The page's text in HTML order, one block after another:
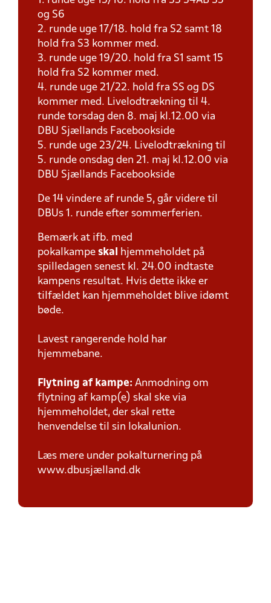
og S6
2. runde uge 17/18. hold fra S2 samt 18
hold fra S3 kommer med.
3. runde uge 19/20. hold fra S1 samt 15
hold fra S2 kommer med.
4. runde uge 21/22. hold fra SS og DS
kommer med. Livelodtrækning til 4.
runde torsdag den 8. maj kl.12.00 via
DBU Sjællands Facebookside
5. runde uge 23/24. Livelodtrækning til
5. runde onsdag den 21. maj kl.12.00 via
DBU Sjællands Facebookside
De 14 vindere af runde 5, går videre til
DBUs 1. runde efter sommerferien.
Bemærk at ifb. med
pokalkampe skal
hjemmeholdet på
spilledagen senest kl. 24.00 indtaste
kampens resultat. Hvis dette ikke er
tilfældet kan hjemmeholdet blive idømt
bøde.
Lavest rangerende hold har
hjemmebane.
Flytning af kampe: Anmodning om
flytning af kamp(e) skal ske via
hjemmeholdet, der skal rette
henvendelse til sin lokalunion.
Læs mere under pokalturnering på
www.dbusjælland.dk